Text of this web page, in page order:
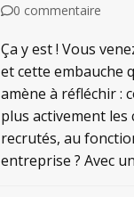
0 commentaire
Ça y est ! Vous
et cette embauche
amène à réfléchir :
plus activement
recrutés, au
entreprise ? Avec